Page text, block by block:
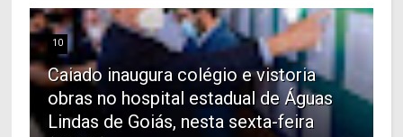
10
Caiado inaugura colégio e vistoria
obras no hospital estadual de Águas
Lindas de Goiás, nesta sexta-feira